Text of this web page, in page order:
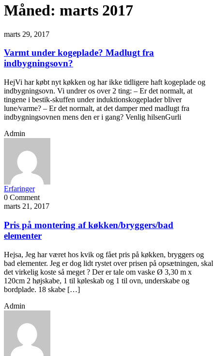
Måned: marts 2017
marts 29, 2017
Varmt under kogeplade? Madlugt fra
indbygningsovn?
HejVi har købt nyt køkken og har ikke tidligere haft kogeplade og
indbygningsovn. Vi undrer os over 2 ting: – Er det normalt, at
tingene i bestik-skuffen under induktionskogeplader bliver
lune/varme? – Er det normalt, at det damper med madlugt fra
indbygningsovnen mens den er i gang? Venlig hilsenGurli
Admin
Erfaringer
0 Comment
marts 21, 2017
Pris på montering af køkken/bryggers/bad
elementer
Hejsa, Jeg har været hos kvik og fået pris på køkken, bryggers og
bad elementer. Jeg er dog lidt rystet over prisen på opsætningen, skal
det virkelig koste så meget ? Der er tale om vaske Ø 3,30 m x
120cm 2 højskabe, 1 til køleskab og 1 til ovn, underskabe og
bordplade. 18 skabe […]
Admin